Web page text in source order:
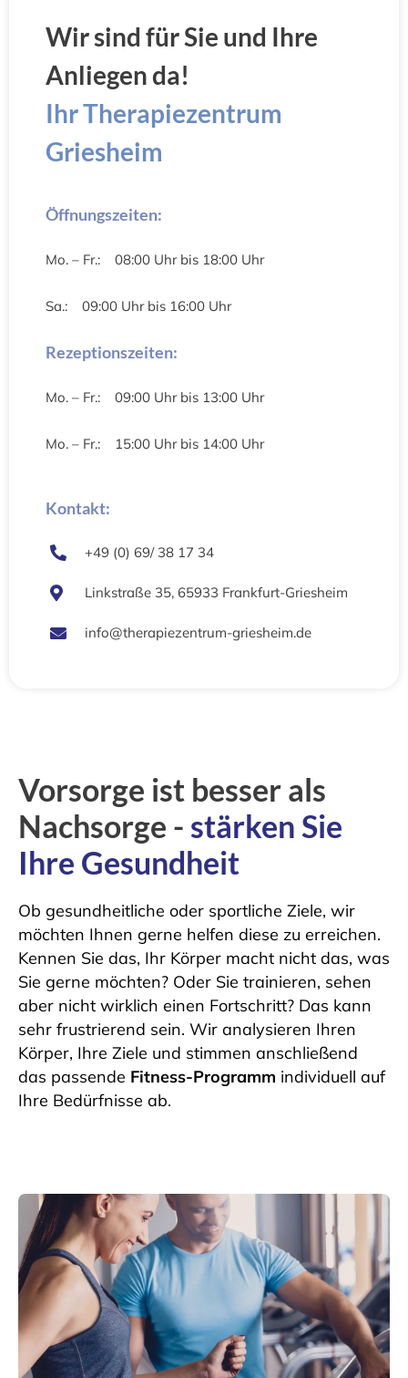
Wir sind für Sie und Ihre
Anliegen da!
Ihr Therapiezentrum
Griesheim
Öffnungszeiten:
Mo. – Fr.: 08:00 Uhr bis 18:00 Uhr
Sa.: 09:00 Uhr bis 16:00 Uhr
Rezeptionszeiten:
Mo. – Fr.: 09:00 Uhr bis 13:00 Uhr
Mo. – Fr.: 15:00 Uhr bis 14:00 Uhr
Kontakt:
+49 (0) 69/ 38 17 34
Linkstraße 35, 65933 Frankfurt-Griesheim
info@therapiezentrum-griesheim.de
Vorsorge ist besser als
Nachsorge - stärken Sie
Ihre Gesundheit
Ob gesundheitliche oder sportliche Ziele, wir
möchten Ihnen gerne helfen diese zu erreichen.
Kennen Sie das, Ihr Körper macht nicht das, was
Sie gerne möchten? Oder Sie trainieren, sehen
aber nicht wirklich einen Fortschritt? Das kann
sehr frustrierend sein. Wir analysieren Ihren
Körper, Ihre Ziele und stimmen anschließend
das passende Fitness-Programm individuell auf
Ihre Bedürfnisse ab.